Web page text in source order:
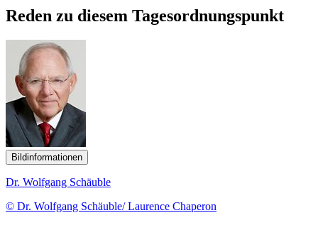
Reden zu diesem Tagesordnungspunkt
Bildinformationen
Dr. Wolfgang Schäuble
© Dr. Wolfgang Schäuble/ Laurence Chaperon